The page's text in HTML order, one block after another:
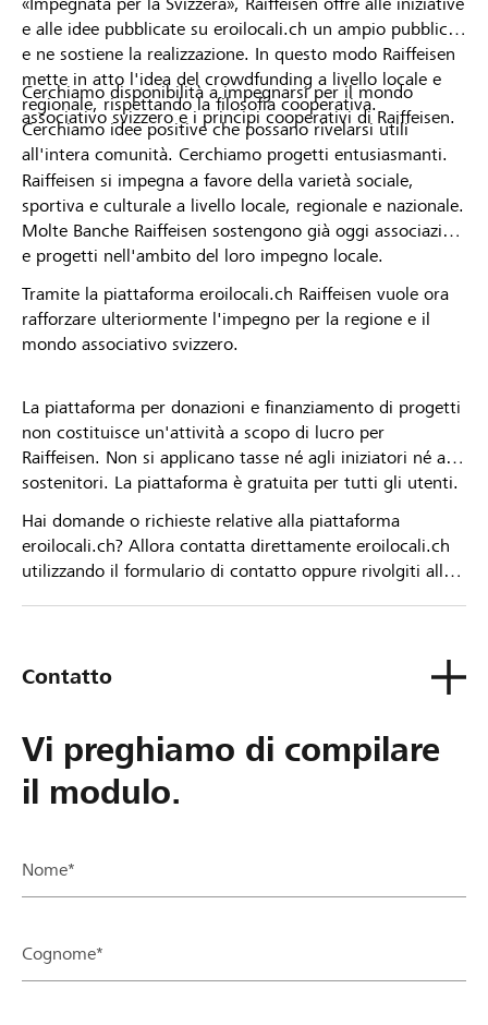
e alle idee pubblicate su eroilocali.ch un ampio pubblico
e ne sostiene la realizzazione. In questo modo Raiffeisen
mette in atto l'idea del crowdfunding a livello locale e
regionale, rispettando la filosofia cooperativa.
Cerchiamo idee positive che possano rivelarsi utili
all'intera comunità. Cerchiamo progetti entusiasmanti.
Cerchiamo disponibilità a impegnarsi per il mondo
associativo svizzero e i principi cooperativi di Raiffeisen.
Raiffeisen si impegna a favore della varietà sociale,
sportiva e culturale a livello locale, regionale e nazionale.
Molte Banche Raiffeisen sostengono già oggi associazioni
e progetti nell'ambito del loro impegno locale.
Tramite la piattaforma eroilocali.ch Raiffeisen vuole ora
rafforzare ulteriormente l'impegno per la regione e il
mondo associativo svizzero.
La piattaforma per donazioni e finanziamento di progetti
non costituisce un'attività a scopo di lucro per
Raiffeisen. Non si applicano tasse né agli iniziatori né ai
sostenitori. La piattaforma è gratuita per tutti gli utenti.
Hai domande o richieste relative alla piattaforma
eroilocali.ch? Allora contatta direttamente eroilocali.ch
utilizzando il formulario di contatto oppure rivolgiti alla
Contatto
Vi preghiamo di compilare
il modulo.
Nome*
Cognome*